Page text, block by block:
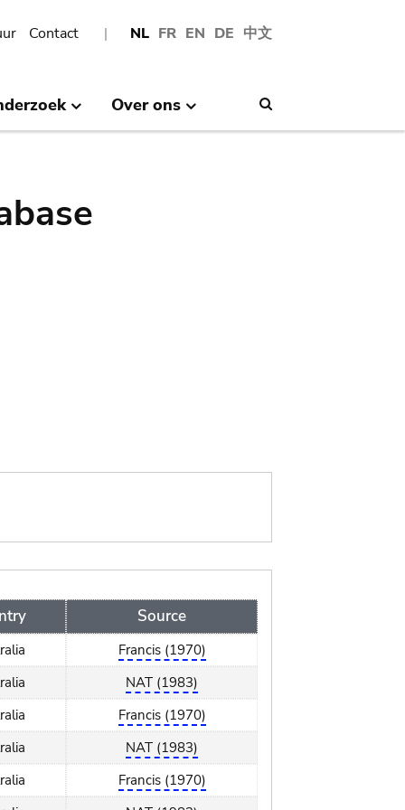
NL FR EN DE 中文
Contact
Over ons
Source
Francis (1970)
NAT (1983)
Francis (1970)
NAT (1983)
Francis (1970)